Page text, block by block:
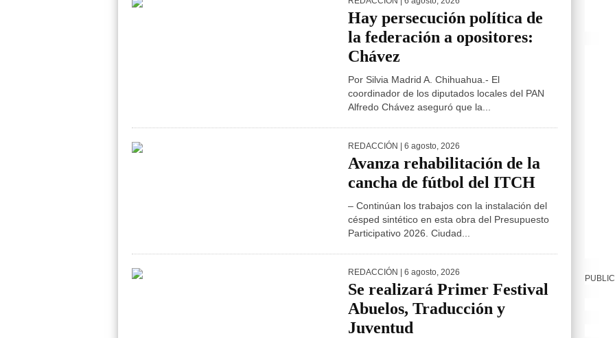
Hay persecución política de
la federación a opositores:
Chávez
Por Silvia Madrid A. Chihuahua.- El
coordinador de los diputados locales del PAN
Alfredo Chávez aseguró que la...
REDACCIÓN | 6 agosto, 2026
Avanza rehabilitación de la
cancha de fútbol del ITCH
– Continúan los trabajos con la instalación del
césped sintético en esta obra del Presupuesto
Participativo 2026. Ciudad...
REDACCIÓN | 6 agosto, 2026
Se realizará Primer Festival
Abuelos, Traducción y
Juventud